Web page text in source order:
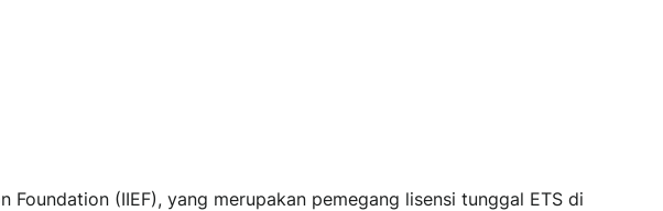
(IIEF), yang merupakan pemegang lisensi tunggal ETS di